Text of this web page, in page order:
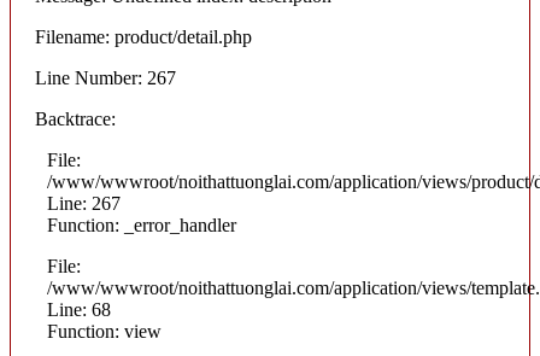
Filename: product/detail.php
Line Number: 267
Backtrace:
File:
/www/wwwroot/noithattuonglai.com/application/views/product/
Line: 267
Function: _error_handler
File:
/www/wwwroot/noithattuonglai.com/application/views/
Line: 68
Function: view